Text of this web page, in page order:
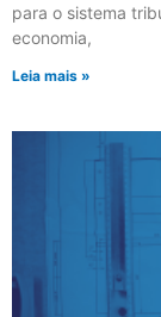
para o sistema
economia,
Leia mais »